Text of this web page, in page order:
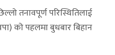
तनावपूर्ण परिस्थितिलाई
को पहलमा बुधबार बिहान
छ। रास्वपाका सभापति रवि